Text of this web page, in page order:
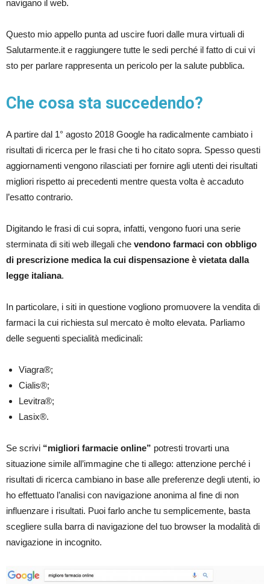
navigano il web.
Questo mio appello punta ad uscire fuori dalle mura virtuali di
Salutarmente.it e raggiungere tutte le sedi perché il fatto di cui vi
sto per parlare rappresenta un pericolo per la salute pubblica.
Che cosa sta succedendo?
A partire dal 1° agosto 2018 Google ha radicalmente cambiato i
risultati di ricerca per le frasi che ti ho citato sopra. Spesso questi
aggiornamenti vengono rilasciati per fornire agli utenti dei risultati
migliori rispetto ai precedenti mentre questa volta è accaduto
l’esatto contrario.
Digitando le frasi di cui sopra, infatti, vengono fuori una serie
sterminata di siti web illegali che vendono farmaci con obbligo
di prescrizione medica la cui dispensazione è vietata dalla
legge italiana.
In particolare, i siti in questione vogliono promuovere la vendita di
farmaci la cui richiesta sul mercato è molto elevata. Parliamo
delle seguenti specialità medicinali:
Viagra®;
Cialis®;
Levitra®;
Lasix®.
Se scrivi “migliori farmacie online” potresti trovarti una
situazione simile all’immagine che ti allego: attenzione perché i
risultati di ricerca cambiano in base alle preferenze degli utenti, io
ho effettuato l’analisi con navigazione anonima al fine di non
influenzare i risultati. Puoi farlo anche tu semplicemente, basta
scegliere sulla barra di navigazione del tuo browser la modalità di
navigazione in incognito.